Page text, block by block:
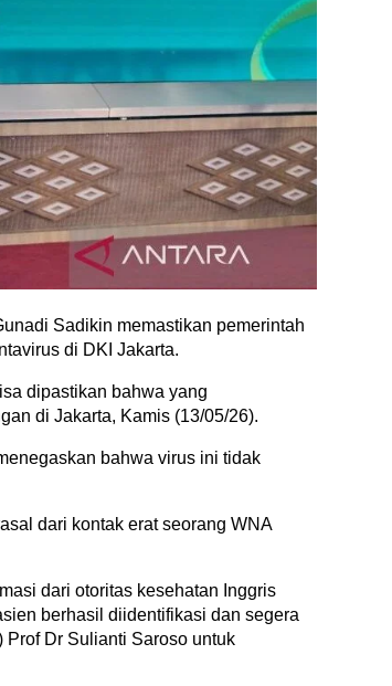
Sadikin memastikan pemerintah
di DKI Jakarta.
dipastikan bahwa yang
di Jakarta, Kamis (13/05/26).
bahwa virus ini tidak
dari kontak erat seorang WNA
dari otoritas kesehatan Inggris
berhasil diidentifikasi dan segera
Dr Sulianti Saroso untuk